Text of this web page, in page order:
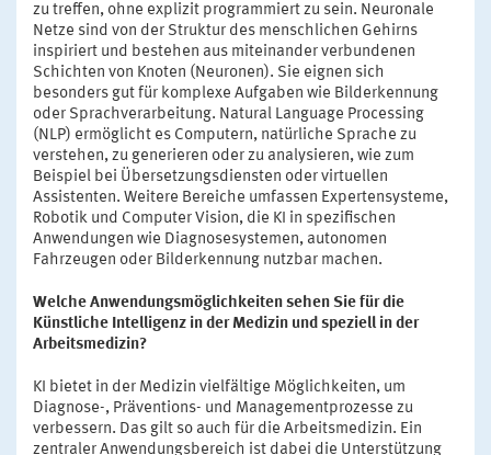
zu treffen, ohne explizit programmiert zu sein. Neuronale
Netze sind von der Struktur des menschlichen Gehirns
inspiriert und bestehen aus miteinander verbundenen
Schichten von Knoten (Neuronen). Sie eignen sich
besonders gut für komplexe Aufgaben wie Bilderkennung
oder Sprachverarbeitung. Natural Language Processing
(NLP) ermöglicht es Computern, natürliche Sprache zu
verstehen, zu generieren oder zu analysieren, wie zum
Beispiel bei Übersetzungsdiensten oder virtuellen
Assistenten. Weitere Bereiche umfassen Expertensysteme,
Robotik und Computer Vision, die KI in spezifischen
Anwendungen wie Diagnosesystemen, autonomen
Fahrzeugen oder Bilderkennung nutzbar machen.
Welche Anwendungsmöglichkeiten sehen Sie für die
Künstliche Intelligenz in der Medizin und speziell in der
Arbeitsmedizin?
KI bietet in der Medizin vielfältige Möglichkeiten, um
Diagnose-, Präventions- und Managementprozesse zu
verbessern. Das gilt so auch für die Arbeitsmedizin. Ein
zentraler Anwendungsbereich ist dabei die Unterstützung